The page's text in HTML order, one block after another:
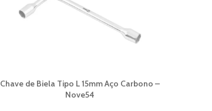
Chave de Biela Tipo L 15mm Aço Carbono –
Nove54